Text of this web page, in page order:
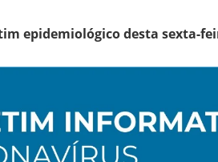
epidemiológico desta sexta-